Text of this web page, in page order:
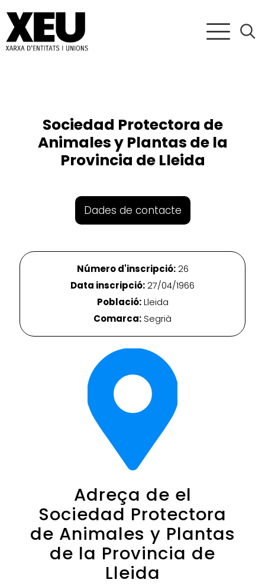
Sociedad Protectora de
Animales y Plantas de la
Provincia de Lleida
Dades de contacte
Número d'inscripció:26
Data inscripció:27/04/1966
Població:Lleida
Comarca:Segrià
Adreça de el
Sociedad Protectora
de Animales y Plantas
de la Provincia de
Lleida